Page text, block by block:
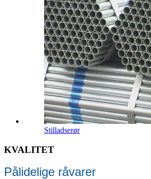
Stilladserør
KVALITET
Pålidelige råvarer